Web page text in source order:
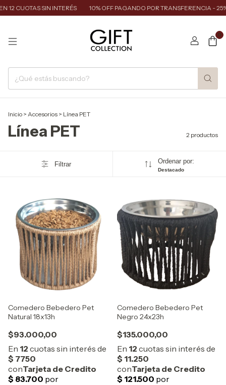
12 CUOTAS SIN INTERÉS 10% OFF PAGANDO POR TRANSFERENCIA -
0
Inicio > Accesorios > Línea PET
Línea PET 2 productos
Filtrar Ordenar por:
Destacado
Comedero Bebedero Pet
Natural 18x13h
$93.000,00
Comedero Bebedero Pet
Negro 24x23h
$135.000,00